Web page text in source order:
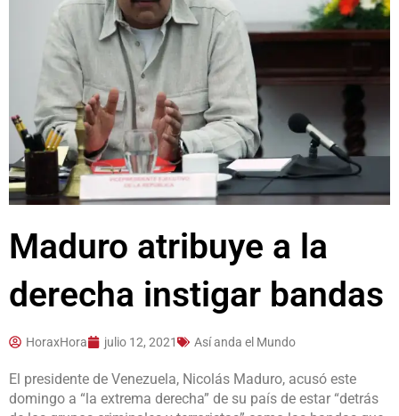
Maduro atribuye a la
derecha instigar bandas
HoraxHora julio 12, 2021 Así anda el Mundo
El presidente de Venezuela, Nicolás Maduro, acusó este
domingo a “la extrema derecha” de su país de estar “detrás